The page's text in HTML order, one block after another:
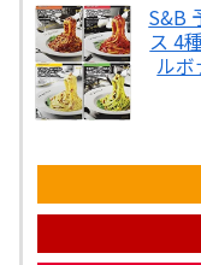
S&B
ス 4
ル